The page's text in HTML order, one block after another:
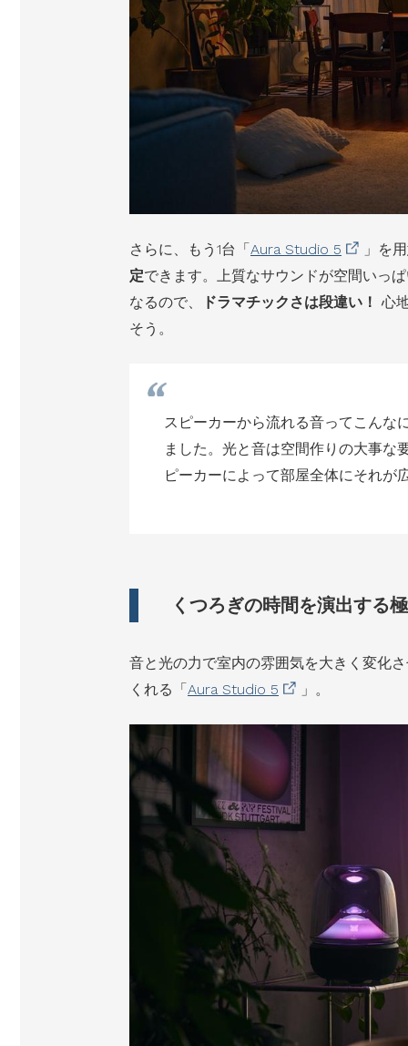
さらに、もう1台「Aura Studio 5
」を
定できます。上質なサウンドが空間いっ
なるので、
ドラマチックさは段違い！ 心
そう。
スピーカーから流れる音ってこんな
ました。光と音は空間作りの大事な
ピーカーによって部屋全体にそれが
くつろぎの時間を演出する
音と光の力で室内の雰囲気を大きく変化
くれる「Aura Studio 5 」。